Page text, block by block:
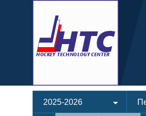
2025-2026